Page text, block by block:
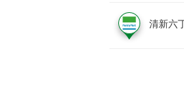
清新六